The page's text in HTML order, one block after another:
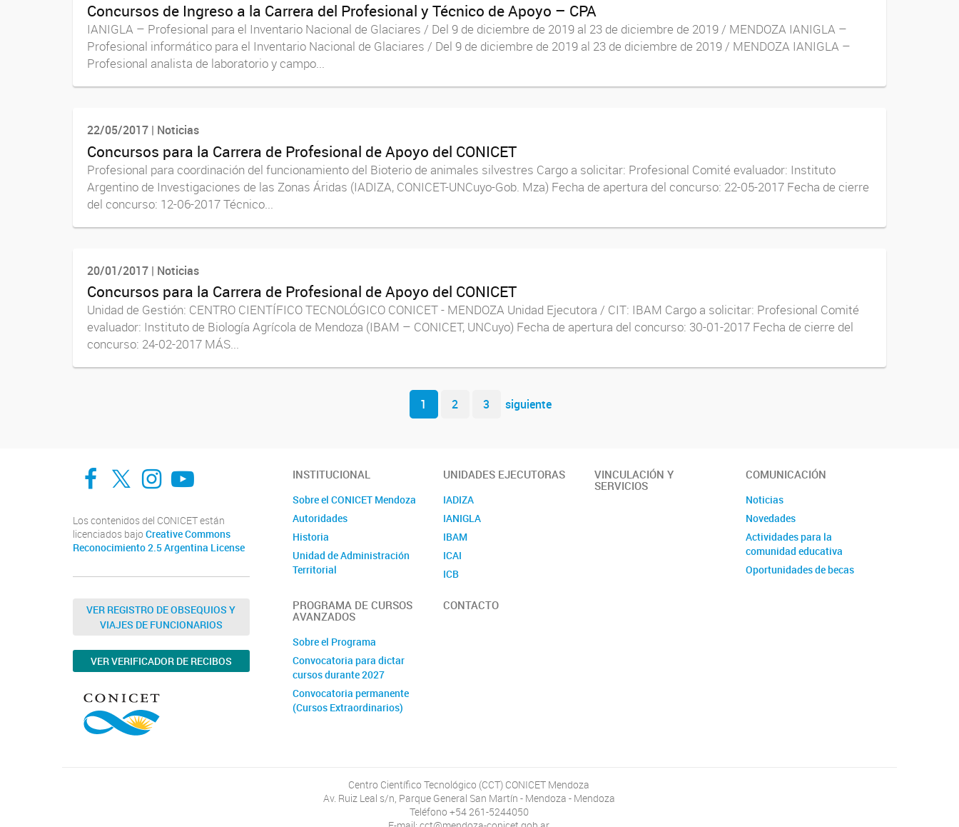
Concursos de Ingreso a la Carrera del Profesional y Técnico de Apoyo – CPA
IANIGLA – Profesional para el Inventario Nacional de Glaciares / Del 9 de diciembre de 2019 al 23 de diciembre de 2019 / MENDOZA IANIGLA –
Profesional informático para el Inventario Nacional de Glaciares / Del 9 de diciembre de 2019 al 23 de diciembre de 2019 / MENDOZA IANIGLA –
Profesional analista de laboratorio y campo...
22/05/2017 | Noticias
Concursos para la Carrera de Profesional de Apoyo del CONICET
Profesional para coordinación del funcionamiento del Bioterio de animales silvestres Cargo a solicitar: Profesional Comité evaluador: Instituto
Argentino de Investigaciones de las Zonas Áridas (IADIZA, CONICET-UNCuyo-Gob. Mza) Fecha de apertura del concurso: 22-05-2017 Fecha de cierre
del concurso: 12-06-2017 Técnico...
20/01/2017 | Noticias
Concursos para la Carrera de Profesional de Apoyo del CONICET
Unidad de Gestión: CENTRO CIENTÍFICO TECNOLÓGICO CONICET - MENDOZA Unidad Ejecutora / CIT: IBAM Cargo a solicitar: Profesional Comité
evaluador: Instituto de Biología Agrícola de Mendoza (IBAM – CONICET, UNCuyo) Fecha de apertura del concurso: 30-01-2017 Fecha de cierre del
concurso: 24-02-2017 MÁS...
1 2 3 siguiente
Facebook
Twitter
Instagram
Youtube
Los contenidos del CONICET están
licenciados bajo Creative Commons
Reconocimiento 2.5 Argentina License
VER REGISTRO DE OBSEQUIOS Y
VIAJES DE FUNCIONARIOS
VER VERIFICADOR DE RECIBOS
INSTITUCIONAL
Sobre el CONICET Mendoza
Autoridades
Historia
Unidad de Administración
Territorial
Seguridad
Depósito Central de
Reactivos Químicos
CONICET Mendoza en cifras
UNIDADES EJECUTORAS
IADIZA
IANIGLA
IBAM
ICAI
ICB
IHEM
VINCULACIÓN Y
SERVICIOS
COMUNICACIÓN
Noticias
Novedades
Actividades para la
comunidad educativa
Oportunidades de becas
PROGRAMA DE CURSOS
AVANZADOS
Sobre el Programa
Convocatoria para dictar
cursos durante 2027
Convocatoria permanente
(Cursos Extraordinarios)
CONTACTO
Centro Científico Tecnológico (CCT) CONICET Mendoza
Av. Ruiz Leal s/n, Parque General San Martín - Mendoza - Mendoza
Teléfono +54 261-5244050